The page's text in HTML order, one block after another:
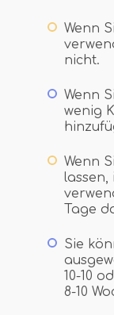
Wenn
nicht.
Wenn
wenig
Wenn
lassen,
Tage
Sie
10-10
8-10